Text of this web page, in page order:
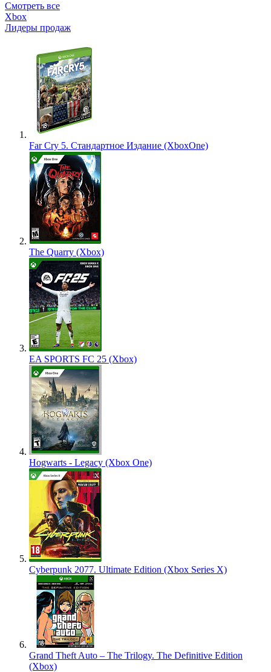
Смотреть все
Xbox
Лидеры продаж
Far Cry 5. Стандартное Издание (XboxOne)
The Quarry (Xbox)
EA SPORTS FC 25 (Xbox)
Hogwarts - Legacy (Xbox One)
Cyberpunk 2077. Ultimate Edition (Xbox Series X)
Grand Theft Auto – The Trilogy. The Definitive Edition
(Xbox)